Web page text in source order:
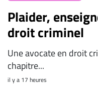
Plaider,
droit criminel
Une avocate en droit
chapitre...
il y a 17 heures